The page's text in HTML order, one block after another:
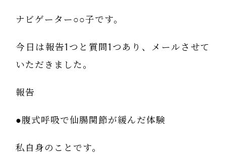
ナビゲーター○○子です。
今日は報告1つと質問1つあり、メールさせて
いただきました。
報告
●腹式呼吸で仙腸関節が緩んだ体験
私自身のことです。